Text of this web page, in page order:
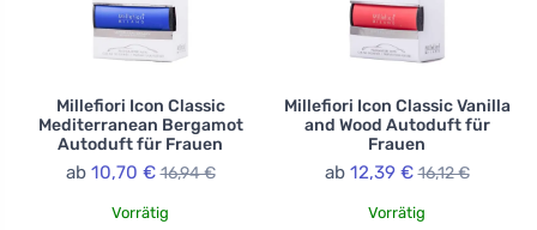
Millefiori Icon Classic
Mediterranean Bergamot
Autoduft für Frauen
ab 10,70 € 16,94 €
Vorrätig
Millefiori Icon Classic Vanilla
and Wood Autoduft für
Frauen
ab 12,39 € 16,12 €
Vorrätig